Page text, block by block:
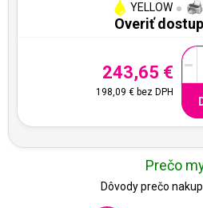
YELLOW
Overiť
243,65 €
198,09 €bez DPH
-
Prečo
Dôvody prečo